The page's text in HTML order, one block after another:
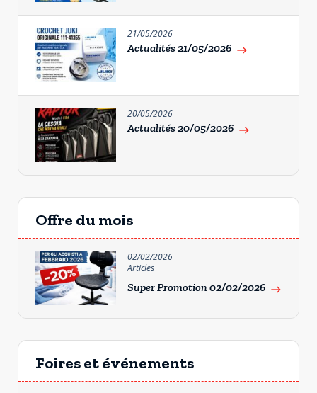
21/05/2026
Actualités 21/05/2026 east
20/05/2026
Actualités 20/05/2026 east
Offre du mois
02/02/2026
Articles
Super Promotion 02/02/2026 east
Foires et événements